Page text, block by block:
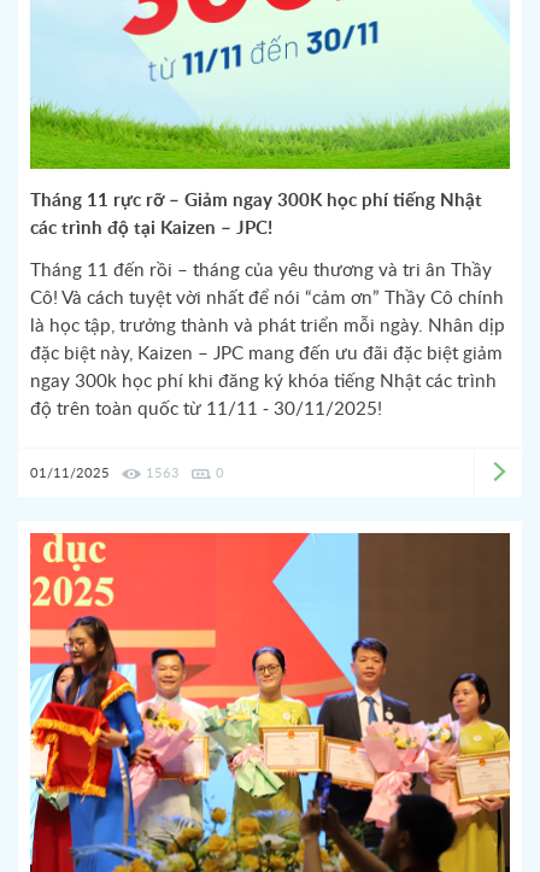
Tháng 11 rực rỡ – Giảm ngay 300K học phí tiếng Nhật
các trình độ tại Kaizen – JPC!
Tháng 11 đến rồi – tháng của yêu thương và tri ân Thầy
Cô! Và cách tuyệt vời nhất để nói “cảm ơn” Thầy Cô chính
là học tập, trưởng thành và phát triển mỗi ngày. Nhân dịp
đặc biệt này, Kaizen – JPC mang đến ưu đãi đặc biệt giảm
ngay 300k học phí khi đăng ký khóa tiếng Nhật các trình
độ trên toàn quốc từ 11/11 - 30/11/2025!
01/11/2025 1563 0